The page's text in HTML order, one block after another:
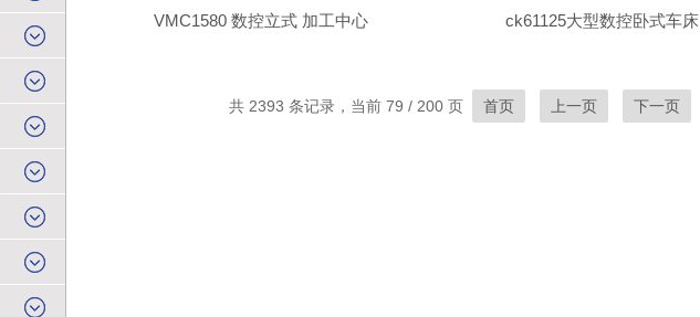
VMC1580 数控立式 加工中心 ck61125大型数控卧式车床
共 2393 条记录，当前 79 / 200 页 首页 上一页 下一页